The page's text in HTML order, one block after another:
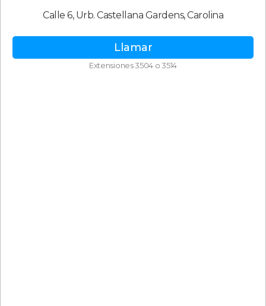
Calle 6, Urb. Castellana Gardens, Carolina
Llamar
Extensiones 3504 o 3514